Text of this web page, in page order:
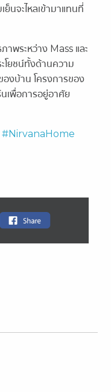
นจะไหลเข้ามาแทนที่
พระหว่าง Mass และ
โยชน์ทั้งด้านความ
งบ้าน โครงการของ
นเพื่อการอยู่อาศัย
#NirvanaHome